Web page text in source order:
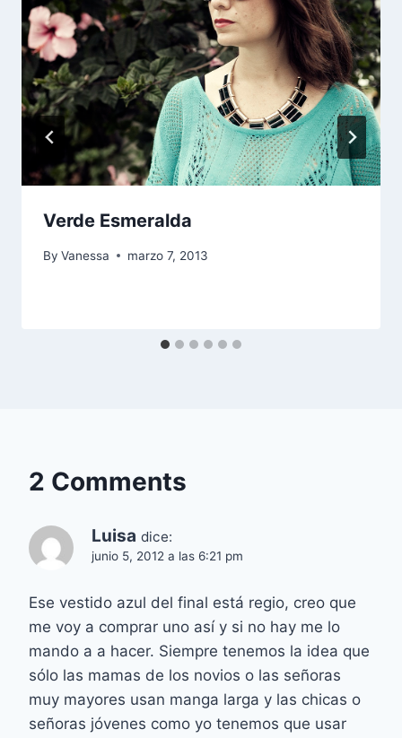
Verde Esmeralda
By Vanessa marzo 7, 2013
2 Comments
Luisa dice:
junio 5, 2012 a las 6:21 pm
Ese vestido azul del final está regio, creo que
me voy a comprar uno así y si no hay me lo
mando a a hacer. Siempre tenemos la idea que
sólo las mamas de los novios o las señoras
muy mayores usan manga larga y las chicas o
señoras jóvenes como yo tenemos que usar